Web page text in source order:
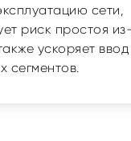
сети,
риск простоя
ускоряет ввод
сегментов.